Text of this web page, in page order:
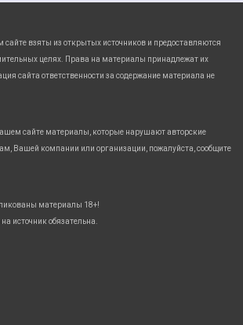
взяты из открытых источников и предоставляются
целях. Права на материалы принадлежат их
сайта ответственности за содержание материала не
сайте материалы, которые нарушают авторские
Вашей компании или организации, пожалуйста, сообщите
материалы 18+!
источник обязательна.